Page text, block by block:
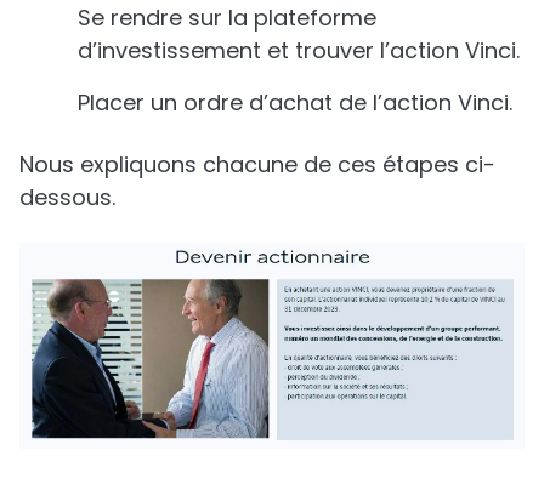
Se rendre sur la plateforme
d’investissement et trouver l’action Vinci.
Placer un ordre d’achat de l’action Vinci.
Nous expliquons chacune de ces étapes ci-
dessous.